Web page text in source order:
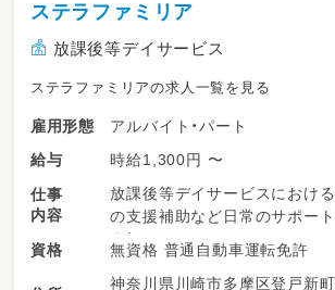
ステラファミリア
放課後等デイサービス
ステラファミリアの求人一覧を見る
雇用形態
アルバイト・パート
給与
時給1,300円 〜
仕事
内容
放課後等デイサービスにおける
の支援補助など日常のサポー
す！
・お子さまの送迎（AT限定の普
資格 無資格 普通自動車運転免許
神奈川県川崎市多摩区登戸新町368-2